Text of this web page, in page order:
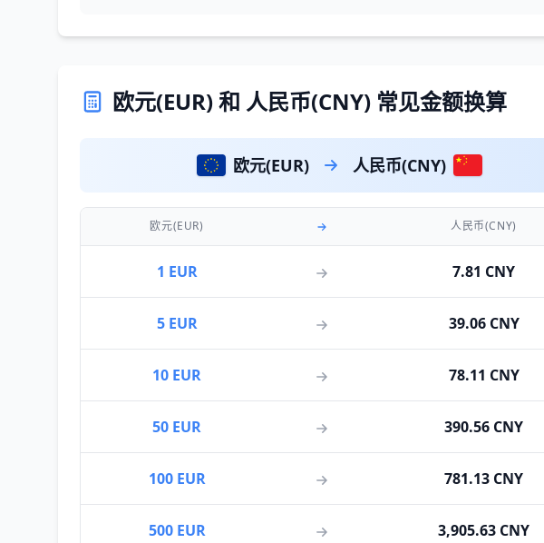
欧元(EUR) 和 人民币(CNY) 常见金额换算
欧元(EUR) 人民币(CNY)
欧元(EUR) 人民币(CNY)
1 EUR 7.81 CNY
5 EUR 39.06 CNY
10 EUR 78.11 CNY
50 EUR 390.56 CNY
100 EUR 781.13 CNY
500 EUR 3,905.63 CNY